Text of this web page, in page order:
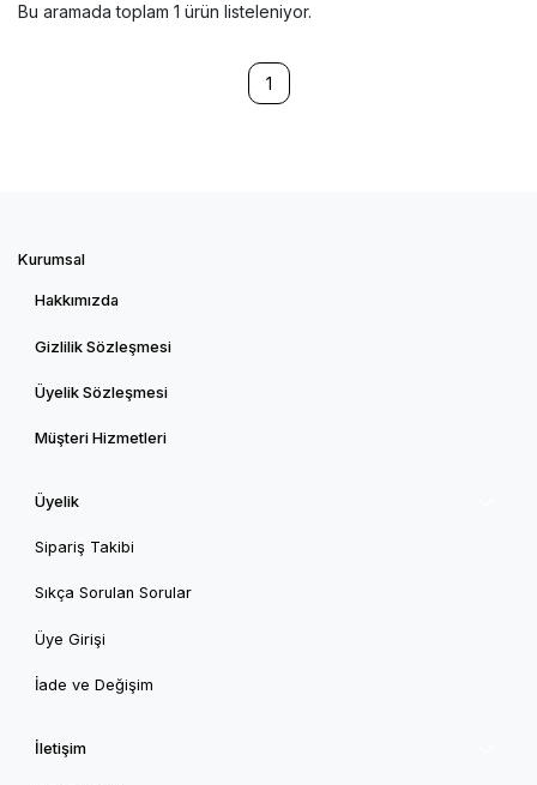
Bu aramada toplam 1 ürün listeleniyor.
1
Kurumsal
Hakkımızda
Gizlilik Sözleşmesi
Üyelik Sözleşmesi
Müşteri Hizmetleri
Üyelik
Sipariş Takibi
Sıkça Sorulan Sorular
Üye Girişi
İade ve Değişim
İletişim